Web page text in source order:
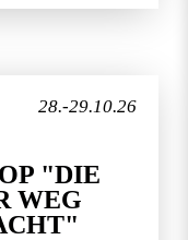
28.-29.10.26
"DIE
WEG